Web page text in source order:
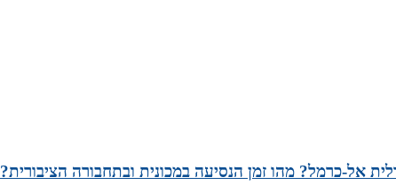
אל-כרמל? מהו זמן הנסיעה במכונית ובתחבורה הציבורית?